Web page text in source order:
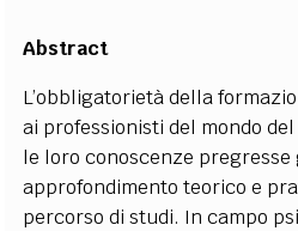
Abstract
L’obbligatorietà della
ai professionisti del mondo
le loro conoscenze pregresse
approfondimento teorico e
percorso di studi. In campo